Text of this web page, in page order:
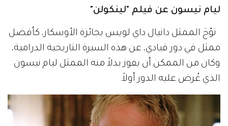
ليام نيسون عن فيلم "لينكولن"
توّجَ الممثل دانيال داي لويس بجائزة الأوسكار، كأفضل
ممثل في دور قيادي، عن هذه السيرة التاريخية الدرامية،
وكان من الممكن أن يفوز بدلاً منه الممثل ليام نيسون
الذي عُرض عليه الدور أولاً.